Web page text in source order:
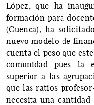
López, que ha
formación para
(Cuenca), ha
nuevo modelo de
cuenta el peso que
comunidad pues la
superior a las
que las ratios
necesita una